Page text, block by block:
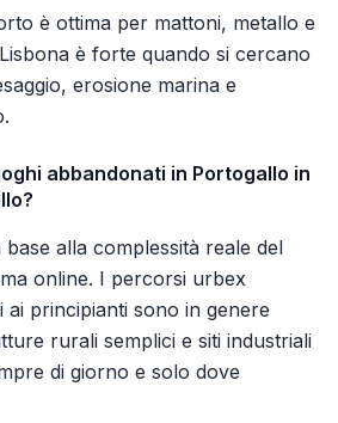
è ottima per mattoni, metallo e
è forte quando si cercano
erosione marina e
abbandonati in Portogallo in
base alla complessità reale del
online. I percorsi urbex
ai principianti sono in genere
rurali semplici e siti industriali
di giorno e solo dove